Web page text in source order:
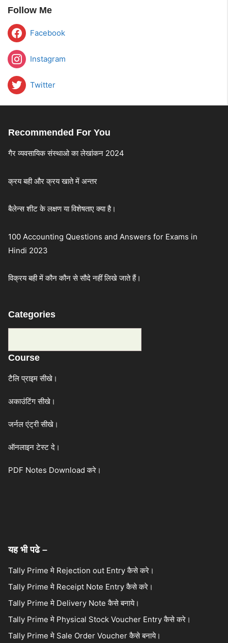
Follow Me
Facebook
Instagram
Twitter
Recommended For You
गैर व्यवसायिक संस्थाओ का लेखांकन 2024
क्रय बही और क्रय खाते में अन्तर
बैलेन्स शीट के लक्षण या विशेषताए क्या है।
100 Accounting Questions and Answers for Exams in
Hindi 2023
विक्रय बही में कौन कौन से सौदे नहीं लिखे जाते हैं।
Categories
Course
टैलि प्राइम सीखे।
अकाउंटिंग सीखे।
जर्नल एंट्री सीखे।
ऑनलाइन टेस्ट दे।
PDF Notes Download करे।
यह भी पढे –
Tally Prime मे Rejection out Entry कैसे करे।
Tally Prime मे Receipt Note Entry कैसे करे।
Tally Prime मे Delivery Note कैसे बनाये।
Tally Prime मे Physical Stock Voucher Entry कैसे करे।
Tally Prime मे Sale Order Voucher कैसे बनाये।